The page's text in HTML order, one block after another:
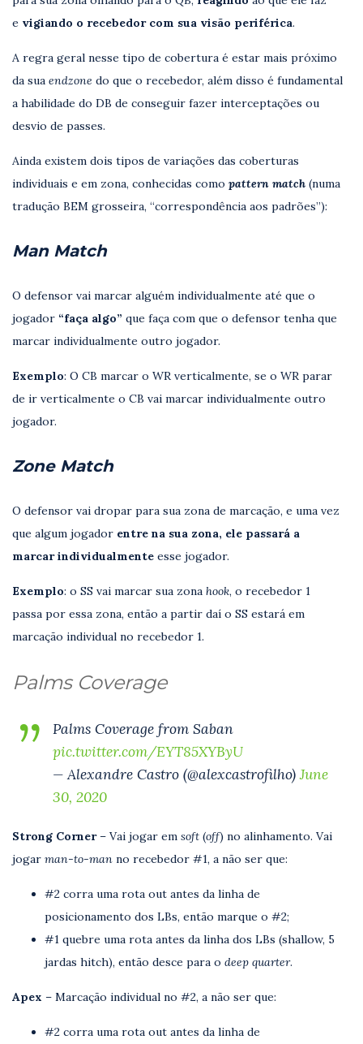
e vigiando o recebedor com sua visão periférica.
A regra geral nesse tipo de cobertura é estar mais próximo
da sua endzone do que o recebedor, além disso é fundamental
a habilidade do DB de conseguir fazer interceptações ou
desvio de passes.
Ainda existem dois tipos de variações das coberturas
individuais e em zona, conhecidas como pattern match (numa
tradução BEM grosseira, “correspondência aos padrões”):
Man Match
O defensor vai marcar alguém individualmente até que o
jogador “faça algo” que faça com que o defensor tenha que
marcar individualmente outro jogador.
Exemplo: O CB marcar o WR verticalmente, se o WR parar
de ir verticalmente o CB vai marcar individualmente outro
jogador.
Zone Match
O defensor vai dropar para sua zona de marcação, e uma vez
que algum jogador entre na sua zona, ele passará a
marcar individualmente esse jogador.
Exemplo: o SS vai marcar sua zona hook, o recebedor 1
passa por essa zona, então a partir daí o SS estará em
marcação individual no recebedor 1.
Palms Coverage
Palms Coverage from Saban
pic.twitter.com/EYT85XYByU
— Alexandre Castro (@alexcastrofilho)June
30, 2020
Strong Corner– Vai jogar em soft (off) no alinhamento. Vai
jogar man-to-man no recebedor #1, a não ser que:
#2 corra uma rota out antes da linha de
posicionamento dos LBs, então marque o #2;
#1 quebre uma rota antes da linha dos LBs (shallow, 5
jardas hitch), então desce para o deep quarter.
Apex – Marcação individual no #2, a não ser que:
#2 corra uma rota out antes da linha de